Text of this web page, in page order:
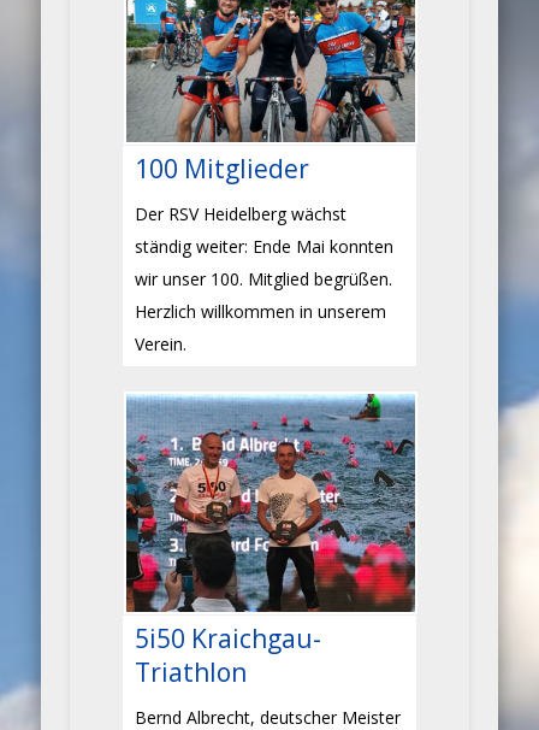
100 Mitglieder
Der RSV Heidelberg wächst
ständig weiter: Ende Mai konnten
wir unser 100. Mitglied begrüßen.
Herzlich willkommen in unserem
Verein.
5i50 Kraichgau-
Triathlon
Bernd Albrecht, deutscher Meister